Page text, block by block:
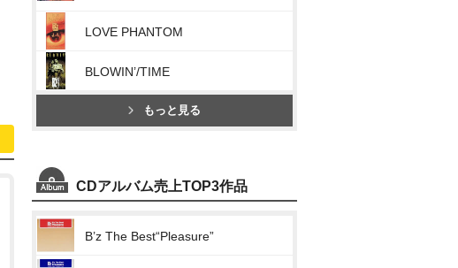
LOVE PHANTOM
BLOWIN’/TIME
もっと見る
CDアルバム売上TOP3作品
B’z The Best“Pleasure”